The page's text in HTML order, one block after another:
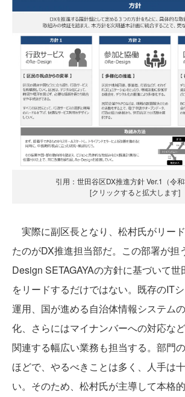
引用：世田谷区DX推進方針 Ver.1（令和
[クリックすると拡大します]
実際に副区長となり、松村氏がリー
たのがDX推進担当部だ。この部署が担
Design SETAGAYAの方針に基づいて
をリードするだけではない。既存のIT
運用、国が進める自治体情報システム
化、さらにはマイナンバーへの対応な
関連する幅広い業務も担当する。部門
ほどで、やるべきことは多く、人手は
い。そのため、松村氏が主導して本格